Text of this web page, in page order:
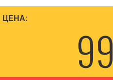
ЦЕНА:
99